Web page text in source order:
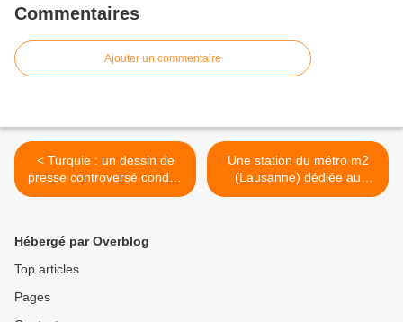
Commentaires
Ajouter un commentaire
< Turquie : un dessin de
presse controversé conduit
à l’arrestation de son auteur
Une station du métro m2
(Lausanne) dédiée au
dessinateur Mix & Remix >
Hébergé par Overblog
Top articles
Pages